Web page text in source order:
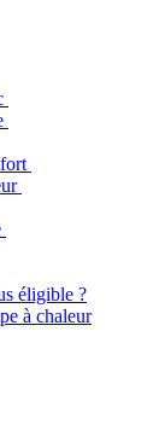
éligible ?
à chaleur